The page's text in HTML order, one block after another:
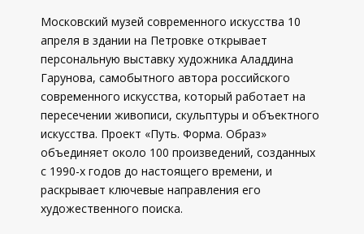
Московский музей современного искусства 10
апреля в здании на Петровке открывает
персональную выставку художника Аладдина
Гарунова, самобытного автора российского
современного искусства, который работает на
пересечении живописи, скульптуры и объектного
искусства. Проект «Путь. Форма. Образ»
объединяет около 100 произведений, созданных
с 1990-х годов до настоящего времени, и
раскрывает ключевые направления его
художественного поиска.